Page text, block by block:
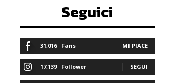
Seguici
31,016 Fans MI PIACE
17,139 Follower SEGUI